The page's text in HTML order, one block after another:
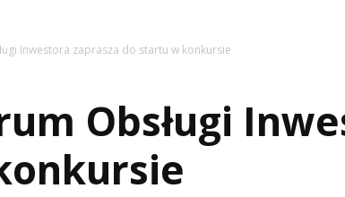
Inwestora zaprasza do startu w konkursie
Obsługi